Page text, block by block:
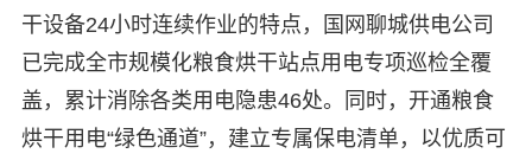
干设备24小时连续作业的特点，国网聊城供电公司
已完成全市规模化粮食烘干站点用电专项巡检全覆
盖，累计消除各类用电隐患46处。同时，开通粮食
烘干用电“绿色通道”，建立专属保电清单，以优质可